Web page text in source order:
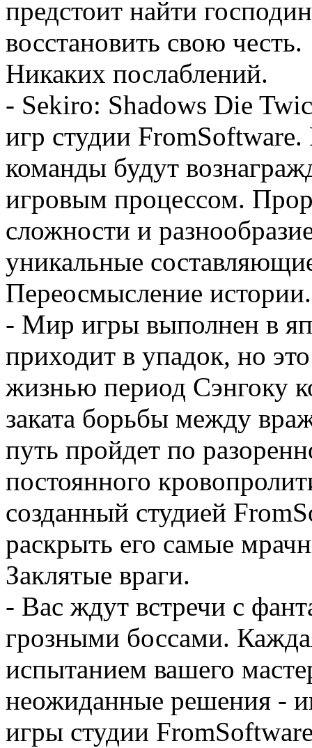
предстоит найти
восстановить свою честь.
Никаких послаблений.
- Sekiro: Shadows Die
игр студии
команды будут
игровым процессом.
сложности и
уникальные
Переосмысление
- Мир игры выполнен в
приходит в упадок, но
жизнью период Сэнгоку
заката борьбы между
путь пройдет по
постоянного
созданный студией
раскрыть его самые
Заклятые враги.
- Вас ждут встречи с
грозными боссами.
испытанием вашего
неожиданные решения -
игры студии